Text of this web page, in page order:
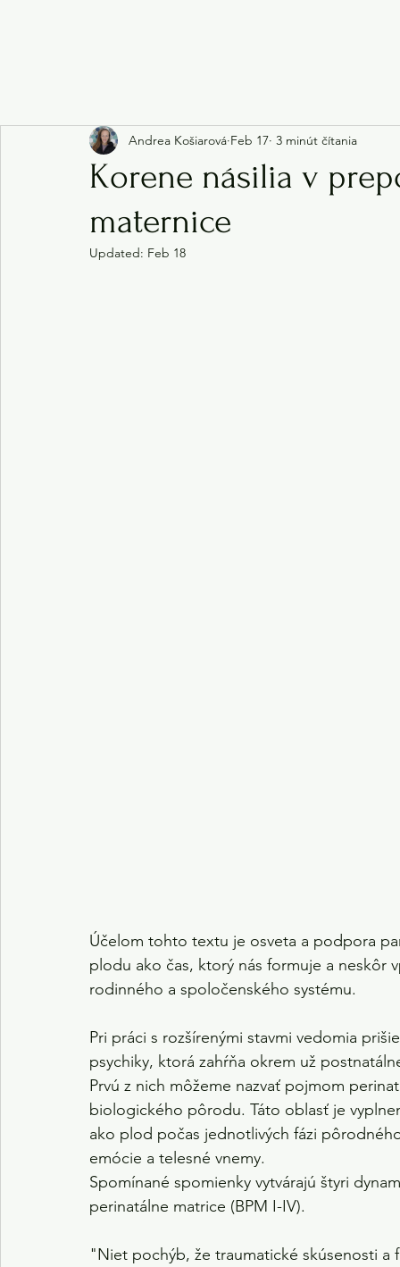
Korene násilia v
maternice
Andrea Košiarová Feb 17 3 minút čítania
Updated: Feb 18
Účelom tohto textu je osveta a podpora
plodu ako čas, ktorý nás formuje a neskôr
rodinného a spoločenského systému.
Pri práci s rozšírenými stavmi vedomia
psychiky, ktorá zahŕňa okrem už
Prvú z nich môžeme nazvať pojmom
biologického pôrodu. Táto oblasť je
ako plod počas jednotlivých fázi
emócie a telesné vnemy.
Spomínané spomienky vytvárajú štyri
perinatálne matrice (BPM I-IV).
"Niet pochýb, že traumatické skúsenosti